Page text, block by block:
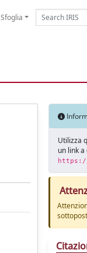
Sfoglia
Utilizza
un link